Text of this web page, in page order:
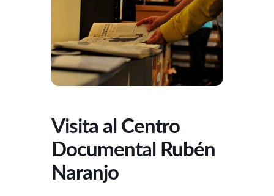
Visita al Centro
Documental Rubén
Naranjo